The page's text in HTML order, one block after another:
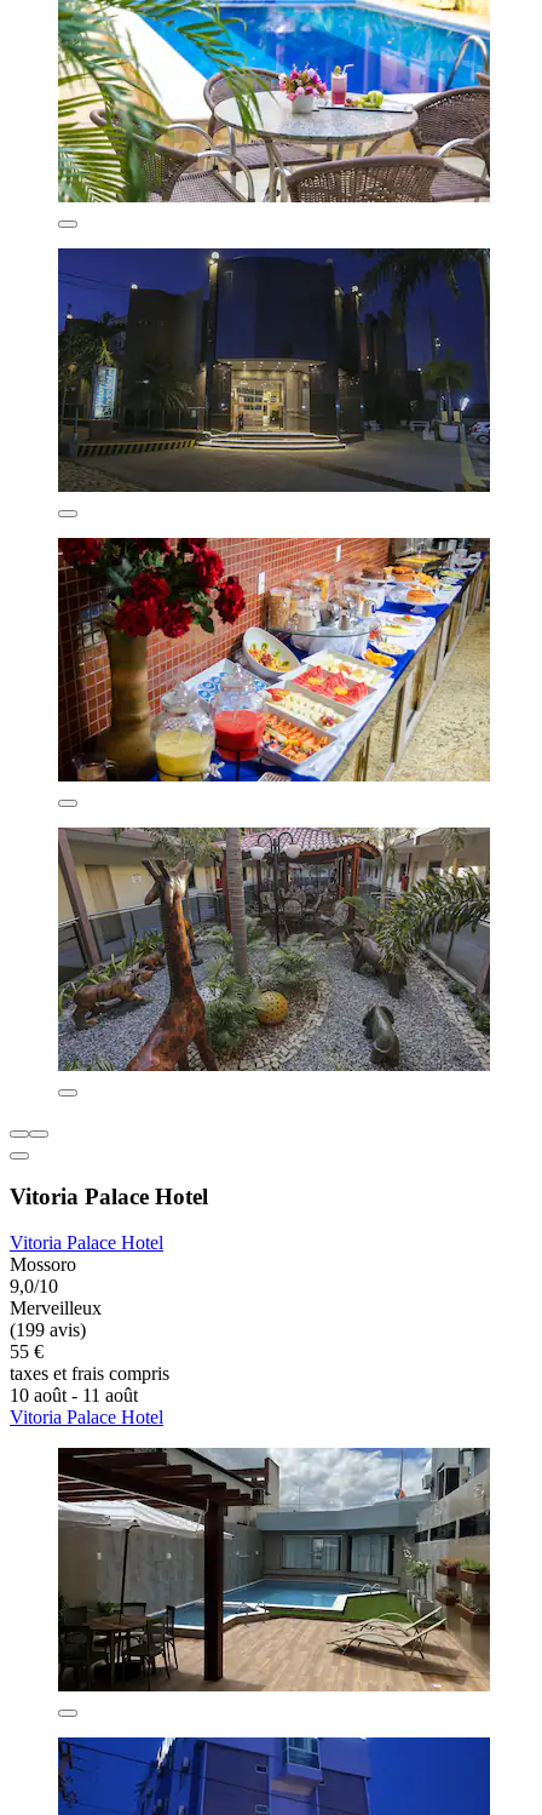
Vitoria Palace Hotel
Vitoria Palace Hotel
Mossoro
9,0/10
Merveilleux
(199 avis)
55 €
taxes et frais compris
10 août - 11 août
Vitoria Palace Hotel